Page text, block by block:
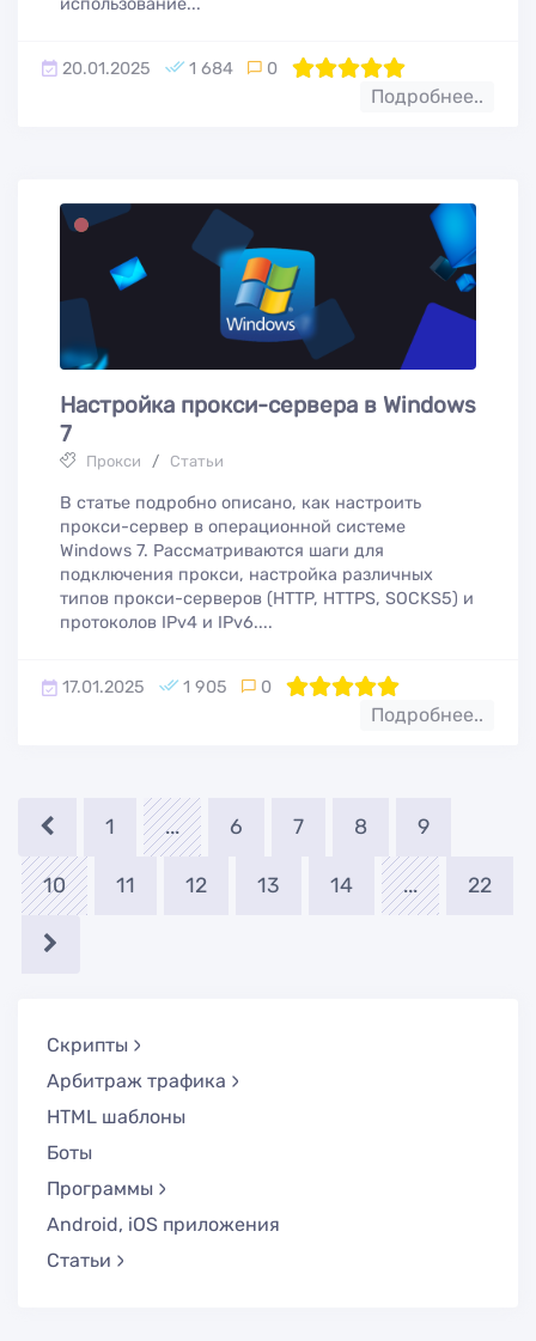
20.01.2025 1 684 0 100
1 2 3 4 5
Подробнее..
Настройка прокси-сервера в Windows
7
Прокси / Статьи
В статье подробно описано, как настроить
прокси-сервер в операционной системе
Windows 7. Рассматриваются шаги для
подключения прокси, настройка различных
типов прокси-серверов (HTTP, HTTPS, SOCKS5) и
протоколов IPv4 и IPv6....
17.01.2025 1 905 0 100
1 2 3 4 5
Подробнее..
1 ... 6 7 8 9
10 11 12 13 14 ... 22
Скрипты
Арбитраж трафика
HTML шаблоны
Боты
Программы
Android, iOS приложения
Статьи